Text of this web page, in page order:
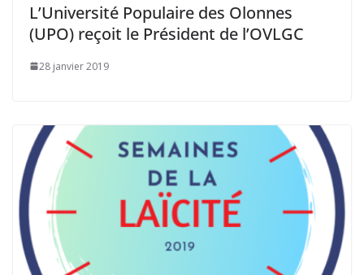
L’Université Populaire des Olonnes
(UPO) reçoit le Président de l’OVLGC
28 janvier 2019